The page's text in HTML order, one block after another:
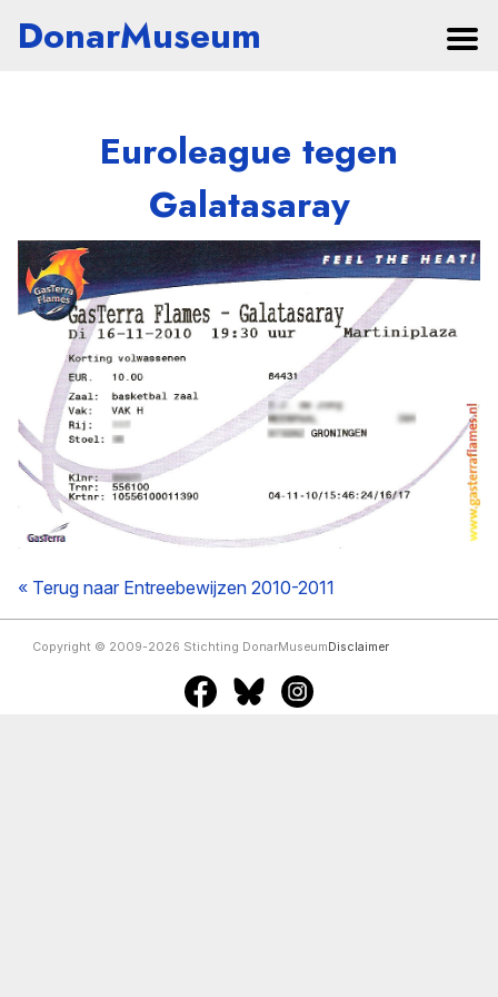
DonarMuseum
Euroleague tegen
Galatasaray
« Terug naar Entreebewijzen 2010-2011
Copyright © 2009-2026 Stichting DonarMuseum Disclaimer